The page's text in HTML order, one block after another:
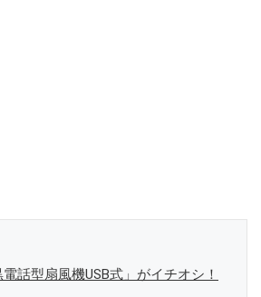
話型扇風機USB式」がイチオシ！